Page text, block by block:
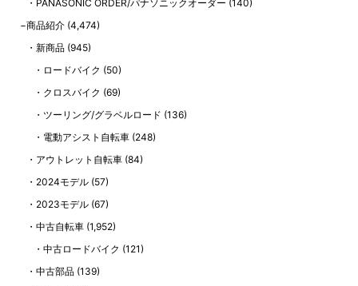
PANASONIC ORDER/パナソニックオーダー (140)
商品紹介 (4,474)
新商品 (945)
ロードバイク (50)
クロスバイク (69)
ツーリング/グラベルロード (136)
電動アシスト自転車(248)
アウトレット自転車 (84)
2024モデル (57)
2023モデル (67)
中古自転車 (1,952)
中古ロードバイク (121)
中古部品 (139)